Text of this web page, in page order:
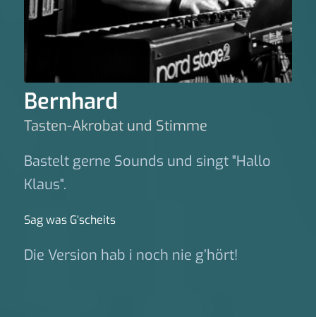
Bernhard
Tasten-Akrobat und Stimme
Bastelt gerne Sounds und singt "Hallo
Klaus".
Sag was G‘scheits
Die Version hab i noch nie g’hört!